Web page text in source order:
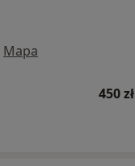
Mapa
450 zł